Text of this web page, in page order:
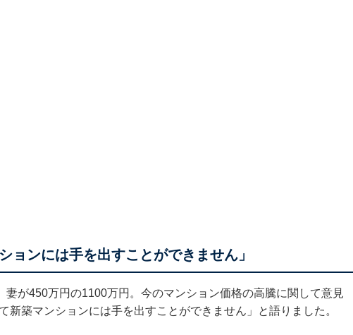
ョンには手を出すことができません」
妻が450万円の1100万円。今のマンション価格の高騰に関して意見
新築マンションには手を出すことができません」と語りました。